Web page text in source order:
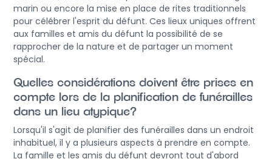
marin ou encore la mise en place de rites traditionnels
pour célébrer l'esprit du défunt. Ces lieux uniques offrent
aux familles et amis du défunt la possibilité de se
rapprocher de la nature et de partager un moment
spécial.
Quelles considérations doivent être prises en
compte lors de la planification de funérailles
dans un lieu atypique?
Lorsqu'il s'agit de planifier des funérailles dans un endroit
inhabituel, il y a plusieurs aspects à prendre en compte.
La famille et les amis du défunt devront tout d'abord